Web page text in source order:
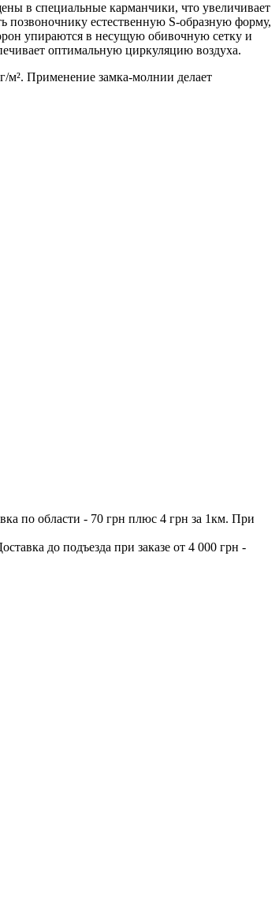
в специальные карманчики, что увеличивает
позвоночнику естественную S-образную форму,
упираются в несущую обивочную сетку и
оптимальную циркуляцию воздуха.
м². Применение замка-молнии делает
по области - 70 грн плюс 4 грн за 1км. При
до подъезда при заказе от 4 000 грн -